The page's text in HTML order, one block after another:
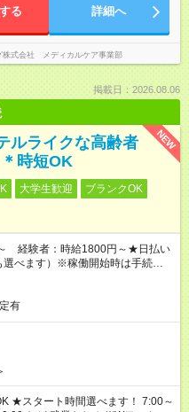
る 詳細へ
株式会社 メディカルケア事業部
掲載日：2026.08.06
NEW
ルライクな高齢者
時短OK
大学生歓迎
ブランクOK
経験者：時給1800円～★日払い
べます）※稼働開始時は手続き完
有
～